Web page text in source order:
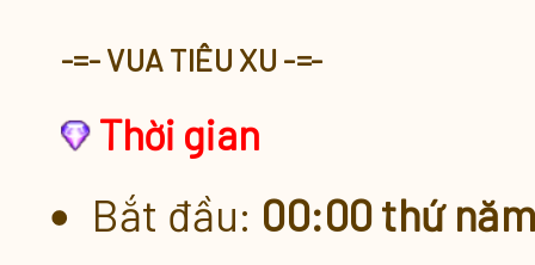
Nạp Xu Tích Lũy 3 Chọn 1
Vua Nạp Xu [21.03 - 27.03]
Nạp Xu Vui Vẻ
-=- VUA TIÊU XU -=-
Thời gian
Bắt đầu: 00:00 thứ